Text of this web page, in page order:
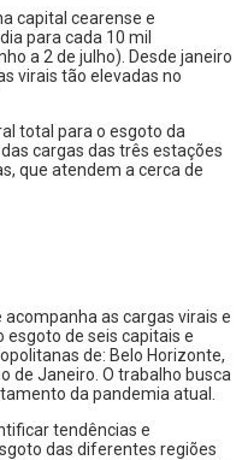
capital cearense e
para cada 10 mil
a 2 de julho). Desde janeiro
virais tão elevadas no
total para o esgoto da
cargas das três estações
que atendem a cerca de
as cargas virais e
esgoto de seis capitais e
de: Belo Horizonte,
de Janeiro. O trabalho busca
da pandemia atual.
tendências e
das diferentes regiões